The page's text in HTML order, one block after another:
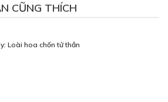
CŨNG THÍCH
Loài hoa chốn tử thần